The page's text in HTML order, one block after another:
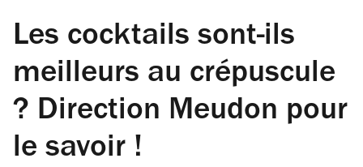
Les cocktails sont-ils
meilleurs au crépuscule
? Direction Meudon pour
le savoir !